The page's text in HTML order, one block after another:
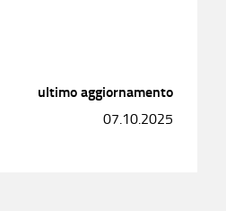
ultimo aggiornamento
07.10.2025